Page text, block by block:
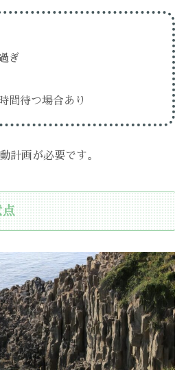
ぎ
間待つ場合あり
計画が必要です。